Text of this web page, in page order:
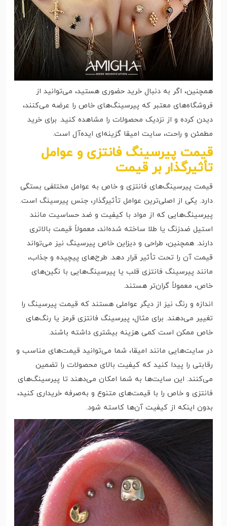
همچنین، اگر به دنبال خرید حضوری هستید، می‌توانید از
فروشگاه‌های معتبر که پیرسینگ‌های خاص را عرضه می‌کنند،
دیدن کرده و از نزدیک محصولات را مشاهده کنید. برای خرید
مطمئن و راحت، سایت امیقا گزینه‌ای ایده‌آل است.
قیمت پیرسینگ فانتزی و عوامل
تأثیرگذار بر قیمت
قیمت پیرسینگ‌های فانتزی و خاص به عوامل مختلفی بستگی
دارد. یکی از اصلی‌ترین عوامل تأثیرگذار، جنس پیرسینگ است.
پیرسینگ‌هایی که از مواد با کیفیت و ضد حساسیت مانند
استیل ضدزنگ یا طلا ساخته شده‌اند، معمولاً قیمت بالاتری
دارند. همچنین، طراحی و دیزاین خاص پیرسینگ نیز می‌تواند
قیمت آن را تحت تأثیر قرار دهد. طرح‌های پیچیده و جذاب،
مانند پیرسینگ فانتزی قلب یا پیرسینگ‌هایی با نگین‌های
خاص، معمولاً گران‌تر هستند.
اندازه و رنگ نیز از دیگر عواملی هستند که قیمت پیرسینگ را
تغییر می‌دهند. برای مثال، پیرسینگ فانتزی قرمز یا رنگ‌های
خاص ممکن است کمی هزینه بیشتری داشته باشند.
در سایت‌هایی مانند امیقا، شما می‌توانید قیمت‌های مناسب و
رقابتی را پیدا کنید که کیفیت بالای محصولات را تضمین
می‌کنند. این سایت‌ها به شما امکان می‌دهند تا پیرسینگ‌های
فانتزی و خاص را با قیمت‌های متنوع و به‌صرفه خریداری کنید،
بدون اینکه از کیفیت آن‌ها کاسته شود.